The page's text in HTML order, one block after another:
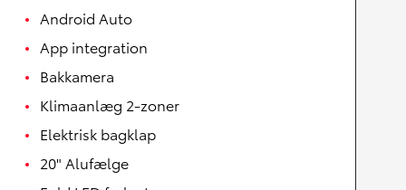
Android Auto
App integration
Bakkamera
Klimaanlæg 2-zoner
Elektrisk bagklap
20" Alufælge